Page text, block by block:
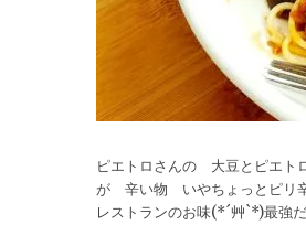
ピエトロさんの 大豆とピエト
が 辛い物 いやちょっとピリ
レストランのお味(*´艸`*)最強